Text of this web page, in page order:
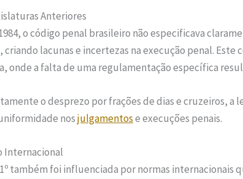
Anteriores
o código penal brasileiro não especificava
lacunas e incertezas na execução penal. Este
onde a falta de uma regulamentação específica
o desprezo por frações de dias e cruzeiros, a
nosjulgamentose execuções penais.
Internacional
também foi influenciada por normas internacionais